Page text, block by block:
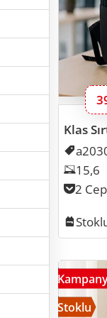
Klas
Kodu
15,6
Cep
2 Cep
Stok
Stoklu